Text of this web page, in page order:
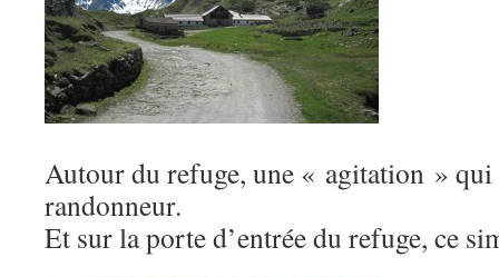
Autour du refuge, une « agitation » qui
randonneur.
Et sur la porte d’entrée du refuge, ce